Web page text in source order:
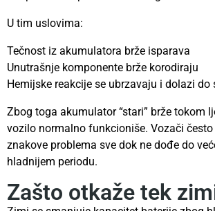
U tim uslovima:
Tečnost iz akumulatora brže isparava
Unutrašnje komponente brže korodiraju
Hemijske reakcije se ubrzavaju i dolazi do
Zbog toga akumulator “stari” brže tokom
vozilo normalno funkcioniše. Vozači
znakove problema sve dok ne dođe do
hladnijem periodu.
Zašto otkaže tek